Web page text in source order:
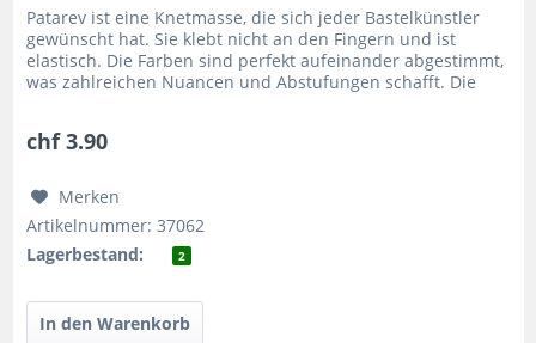
Patarev ist eine Knetmasse, die sich jeder Bastelkünstler
gewünscht hat. Sie klebt nicht an den Fingern und ist
elastisch. Die Farben sind perfekt aufeinander abgestimmt,
was zahlreichen Nuancen und Abstufungen schafft. Die
chf 3.90
Merken
Artikelnummer: 37062
Lagerbestand:
2